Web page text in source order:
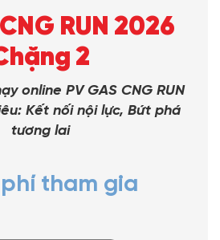
RUN 2026
2
online PV GAS CNG RUN
Kết nối nội lực, Bứt phá
tương lai
phí tham gia